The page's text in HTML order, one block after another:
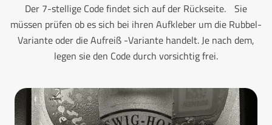
Der 7-stellige Code findet sich auf der Rückseite. Sie
müssen prüfen ob es sich bei ihren Aufkleber um die Rubbel-
Variante oder die Aufreiß -Variante handelt. Je nach dem,
legen sie den Code durch vorsichtig frei.